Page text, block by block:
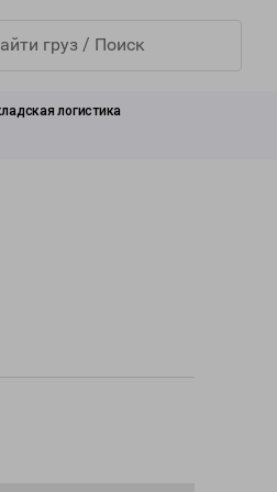
логистика